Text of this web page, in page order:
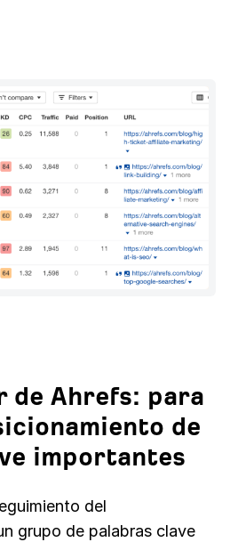
de Ahrefs: para
de
importantes
del
grupo de palabras clave